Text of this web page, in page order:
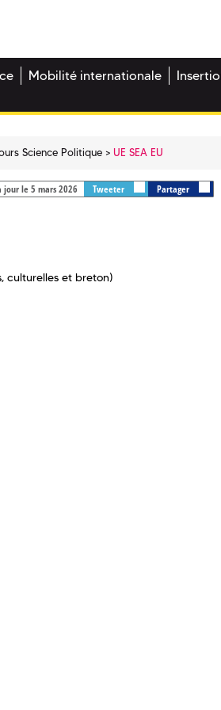
Mobilité internationale
Science Politique UE SEA EU
jour le 5 mars 2026 Tweeter Partager
culturelles et breton)